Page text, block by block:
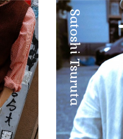
Satoshi Tsuruta